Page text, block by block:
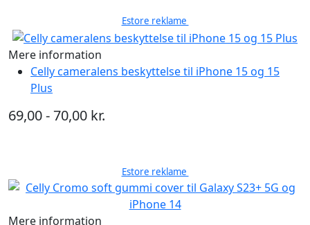
Estore reklame
Mere information
Celly cameralens beskyttelse til iPhone 15 og 15
Plus
69,00 - 70,00 kr.
Estore reklame
Mere information